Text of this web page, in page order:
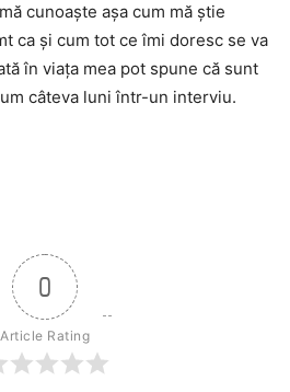
cunoaşte aşa cum mă ştie
ca şi cum tot ce îmi doresc se va
în viaţa mea pot spune că sunt
câteva luni într-un interviu.
0
Article Rating